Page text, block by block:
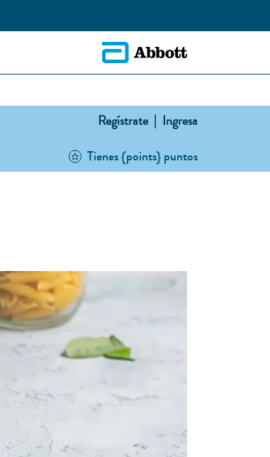
Regístrate | Ingresa
Tienes {points} puntos